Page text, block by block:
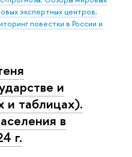
экспертных центров;
повестки в России и
и
и таблицах).
в
г.